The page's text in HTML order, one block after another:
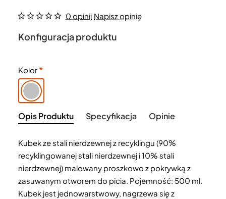
0 opinii Napisz opinię
Konfiguracja produktu
Kolor
Opis Produktu Specyfikacja Opinie
Kubek ze stali nierdzewnej z recyklingu (90%
recyklingowanej stali nierdzewnej i 10% stali
nierdzewnej) malowany proszkowo z pokrywką z
zasuwanym otworem do picia. Pojemność: 500 ml.
Kubek jest jednowarstwowy, nagrzewa się z